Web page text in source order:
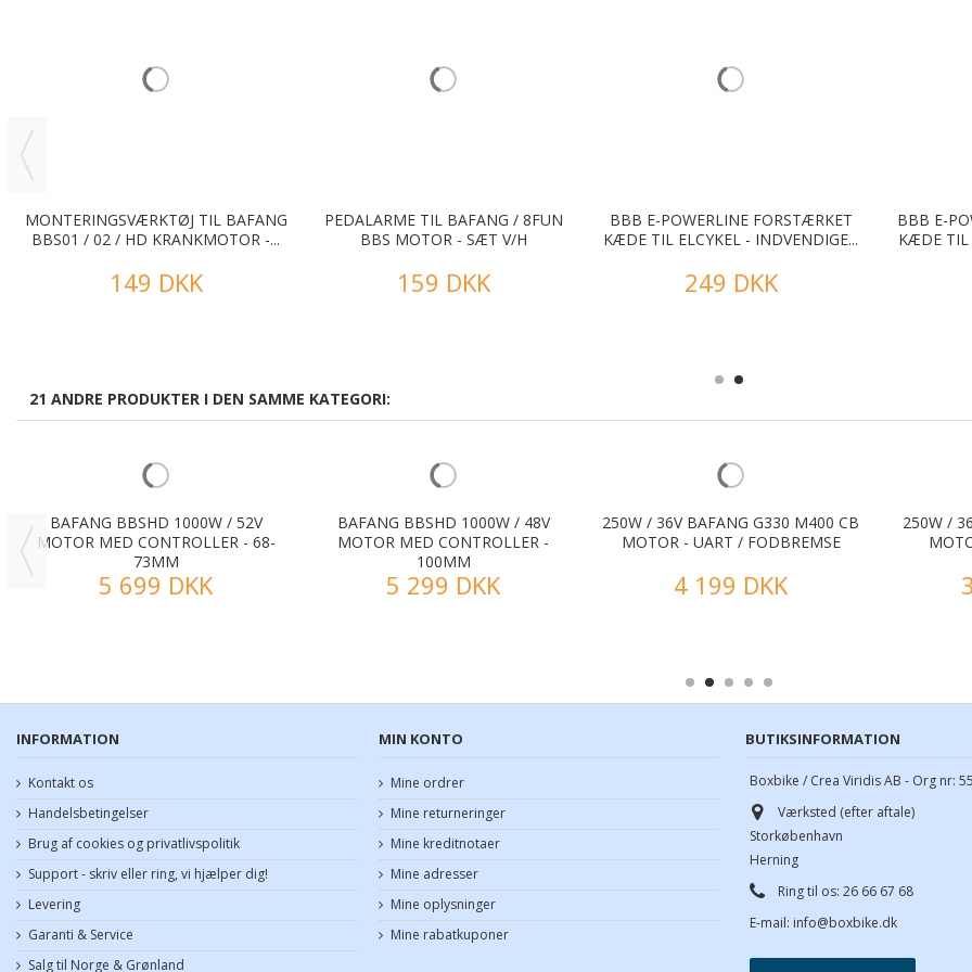
MONTERINGSVÆRKTØJ TIL BAFANG
BBS01 / 02 / HD KRANKMOTOR -...
149 DKK
PEDALARME TIL BAFANG / 8FUN
BBS MOTOR - SÆT V/H
159 DKK
BBB E-POWERLINE FORSTÆRKET
KÆDE TIL ELCYKEL - INDVENDIGE...
249 DKK
BBB E-
KÆDE TIL
21 ANDRE PRODUKTER I DEN SAMME KATEGORI:
BAFANG BBSHD 1000W / 52V
MOTOR MED CONTROLLER - 68-
73MM
5 699 DKK
BAFANG BBSHD 1000W / 48V
MOTOR MED CONTROLLER -
100MM
5 299 DKK
250W / 36V BAFANG G330 M400 CB
MOTOR - UART / FODBREMSE
4 199 DKK
250W /
INFORMATION
Kontakt os
Handelsbetingelser
Brug af cookies og privatlivspolitik
Support - skriv eller ring, vi hjælper dig!
Levering
Garanti & Service
Salg til Norge & Grønland
MIN KONTO
Mine ordrer
Mine returneringer
Mine kreditnotaer
Mine adresser
Mine oplysninger
Mine rabatkuponer
BUTIKSINFORMATION
Boxbike / Crea Viridis AB - Org nr:
Værksted (efter aftale)
Storkøbenhavn
Herning
Ring til os: 26 66 67 68
E-mail: info@boxbike.dk